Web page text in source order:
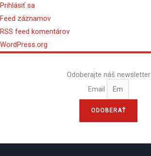
Prihlásiť sa
Feed záznamov
RSS feed komentárov
WordPress.org
Odoberajte náš newsletter
Email
ODOBERAŤ